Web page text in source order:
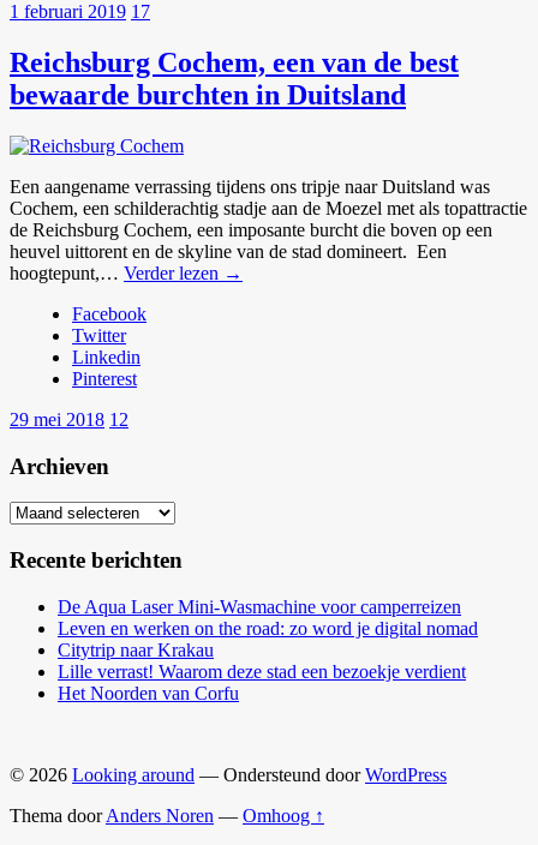
1 februari 2019 17
Reichsburg Cochem, een van de best
bewaarde burchten in Duitsland
Een aangename verrassing tijdens ons tripje naar Duitsland was
Cochem, een schilderachtig stadje aan de Moezel met als topattractie
de Reichsburg Cochem, een imposante burcht die boven op een
heuvel uittorent en de skyline van de stad domineert. Een
hoogtepunt,… Verder lezen →
Facebook
Twitter
Linkedin
Pinterest
29 mei 2018 12
Archieven
Archieven
Recente berichten
De Aqua Laser Mini-Wasmachine voor camperreizen
Leven en werken on the road: zo word je digital nomad
Citytrip naar Krakau
Lille verrast! Waarom deze stad een bezoekje verdient
Het Noorden van Corfu
© 2026 Looking around — Ondersteund doorWordPress
Thema doorAnders Noren — Omhoog ↑